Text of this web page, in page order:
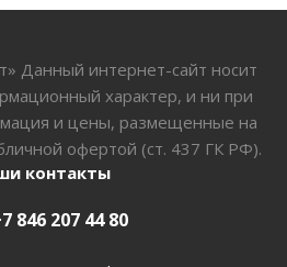
Данный интернет-сайт носит
характер, и ни при
и цены, размещенные на
офертой (ст. 437 ГК РФ).
контакты
846 207 44 80